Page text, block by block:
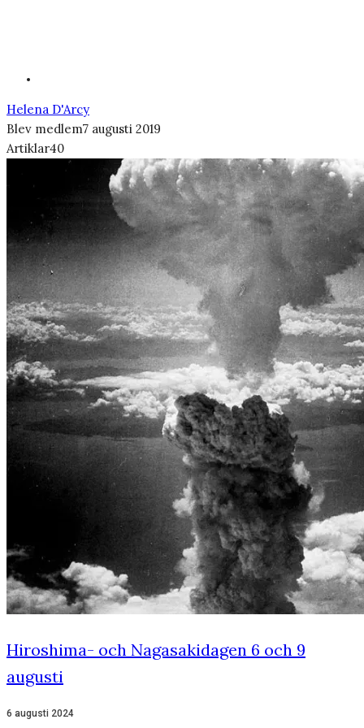
Helena D'Arcy
Blev medlem7 augusti 2019
Artiklar40
Hiroshima- och Nagasakidagen 6 och 9
augusti
6 augusti 2024